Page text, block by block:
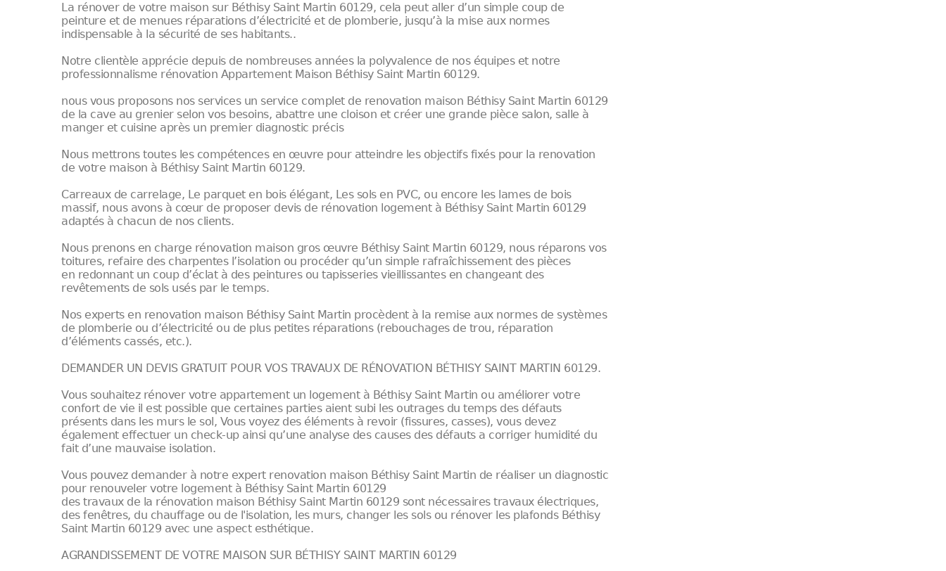
La rénover de votre maison sur Béthisy Saint Martin 60129, cela peut aller d’un simple coup de
peinture et de menues réparations d’électricité et de plomberie, jusqu’à la mise aux normes
indispensable à la sécurité de ses habitants..
Notre clientèle apprécie depuis de nombreuses années la polyvalence de nos équipes et notre
professionnalisme rénovation Appartement Maison Béthisy Saint Martin 60129.
nous vous proposons nos services un service complet de renovation maison Béthisy Saint Martin 60129
de la cave au grenier selon vos besoins, abattre une cloison et créer une grande pièce salon, salle à
manger et cuisine après un premier diagnostic précis
Nous mettrons toutes les compétences en œuvre pour atteindre les objectifs fixés pour la renovation
de votre maison à Béthisy Saint Martin 60129.
Carreaux de carrelage, Le parquet en bois élégant, Les sols en PVC, ou encore les lames de bois
massif, nous avons à cœur de proposer devis de rénovation logement à Béthisy Saint Martin 60129
adaptés à chacun de nos clients.
Nous prenons en charge rénovation maison gros œuvre Béthisy Saint Martin 60129, nous réparons vos
toitures, refaire des charpentes l’isolation ou procéder qu’un simple rafraîchissement des pièces
en redonnant un coup d’éclat à des peintures ou tapisseries vieillissantes en changeant des
revêtements de sols usés par le temps.
Nos experts en renovation maison Béthisy Saint Martin procèdent à la remise aux normes de systèmes
de plomberie ou d’électricité ou de plus petites réparations (rebouchages de trou, réparation
d’éléments cassés, etc.).
DEMANDER UN DEVIS GRATUIT POUR VOS TRAVAUX DE RÉNOVATION BÉTHISY SAINT MARTIN 60129.
Vous souhaitez rénover votre appartement un logement à Béthisy Saint Martin ou améliorer votre
confort de vie il est possible que certaines parties aient subi les outrages du temps des défauts
présents dans les murs le sol, Vous voyez des éléments à revoir (fissures, casses), vous devez
également effectuer un check-up ainsi qu’une analyse des causes des défauts a corriger humidité du
fait d’une mauvaise isolation.
Vous pouvez demander à notre expert renovation maison Béthisy Saint Martin de réaliser un diagnostic
pour renouveler votre logement à Béthisy Saint Martin 60129
des travaux de la rénovation maison Béthisy Saint Martin 60129 sont nécessaires travaux électriques,
des fenêtres, du chauffage ou de l'isolation, les murs, changer les sols ou rénover les plafonds Béthisy
Saint Martin 60129 avec une aspect esthétique.
AGRANDISSEMENT DE VOTRE MAISON SUR BÉTHISY SAINT MARTIN 60129